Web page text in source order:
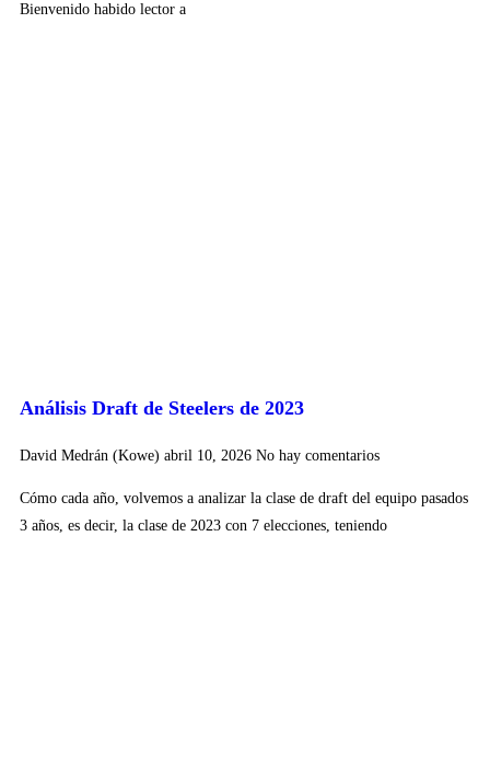
Bienvenido habido lector a
Análisis Draft de Steelers de 2023
David Medrán (Kowe) abril 10, 2026 No hay comentarios
Cómo cada año, volvemos a analizar la clase de draft del equipo pasados
3 años, es decir, la clase de 2023 con 7 elecciones, teniendo